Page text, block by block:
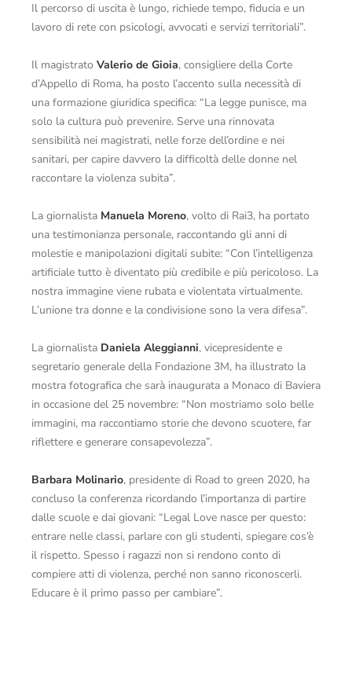
Il percorso di uscita è lungo, richiede tempo, fiducia e un
lavoro di rete con psicologi, avvocati e servizi territoriali”.
Il magistrato Valerio de Gioia, consigliere della Corte
d’Appello di Roma, ha posto l’accento sulla necessità di
una formazione giuridica specifica: “La legge punisce, ma
solo la cultura può prevenire. Serve una rinnovata
sensibilità nei magistrati, nelle forze dell’ordine e nei
sanitari, per capire davvero la difficoltà delle donne nel
raccontare la violenza subita”.
La giornalista Manuela Moreno, volto di Rai3, ha portato
una testimonianza personale, raccontando gli anni di
molestie e manipolazioni digitali subite: “Con l’intelligenza
artificiale tutto è diventato più credibile e più pericoloso. La
nostra immagine viene rubata e violentata virtualmente.
L’unione tra donne e la condivisione sono la vera difesa”.
La giornalista Daniela Aleggianni, vicepresidente e
segretario generale della Fondazione 3M, ha illustrato la
mostra fotografica che sarà inaugurata a Monaco di Baviera
in occasione del 25 novembre: “Non mostriamo solo belle
immagini, ma raccontiamo storie che devono scuotere, far
riflettere e generare consapevolezza”.
Barbara Molinario, presidente di Road to green 2020, ha
concluso la conferenza ricordando l’importanza di partire
dalle scuole e dai giovani: “Legal Love nasce per questo:
entrare nelle classi, parlare con gli studenti, spiegare cos’è
il rispetto. Spesso i ragazzi non si rendono conto di
compiere atti di violenza, perché non sanno riconoscerli.
Educare è il primo passo per cambiare”.